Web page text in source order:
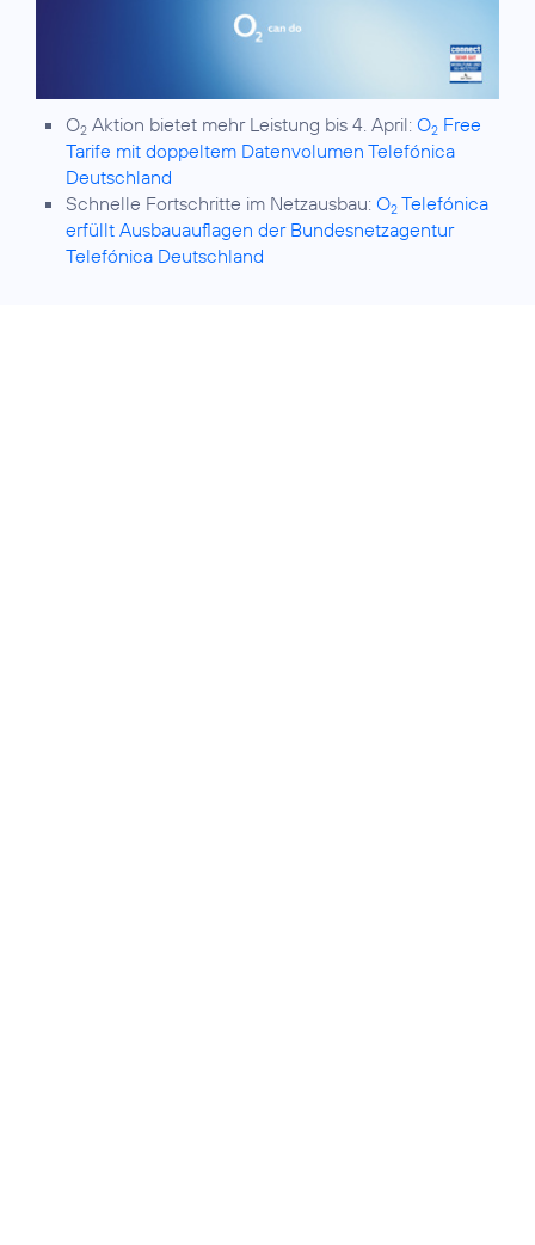
O2 Aktion bietet mehr Leistung bis 4. April: O2 Free
Tarife mit doppeltem Datenvolumen Telefónica
Deutschland
Schnelle Fortschritte im Netzausbau: O2 Telefónica
erfüllt Ausbauauflagen der Bundesnetzagentur
Telefónica Deutschland